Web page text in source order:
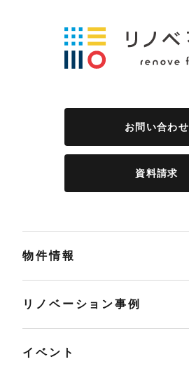
お問い合わせ
資料請求
物件情報
リノベーション事例
イベント